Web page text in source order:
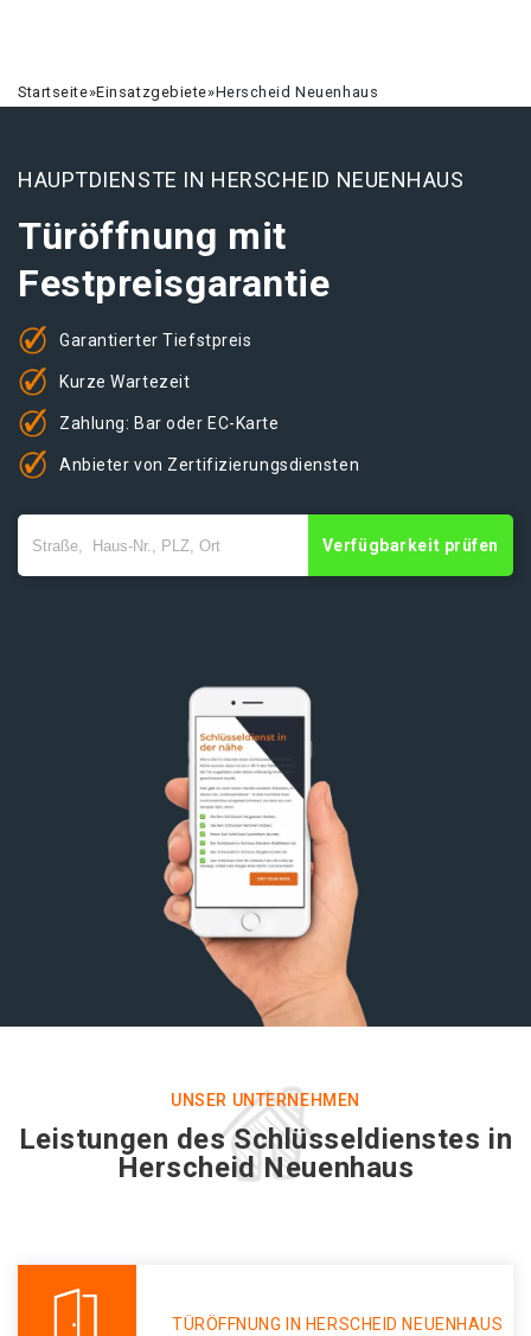
Startseite»Einsatzgebiete»Herscheid Neuenhaus
HAUPTDIENSTE IN HERSCHEID NEUENHAUS
Türöffnung mit
Festpreisgarantie
Garantierter Tiefstpreis
Kurze Wartezeit
Zahlung: Bar oder EC-Karte
Anbieter von Zertifizierungsdiensten
Verfügbarkeit prüfen
UNSER UNTERNEHMEN
Leistungen des Schlüsseldienstes in
Herscheid Neuenhaus
TÜRÖFFNUNG IN HERSCHEID NEUENHAUS